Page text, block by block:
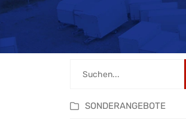
SONDERANGEBOTE